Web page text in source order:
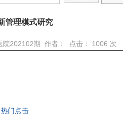
管理模式研究
院202102期 作者： 点击： 1006 次
热门点击